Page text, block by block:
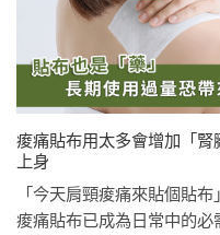
痠痛貼布用太多會增加「
上身
「今天肩頸痠痛來貼個貼
痠痛貼布已成為日常中的